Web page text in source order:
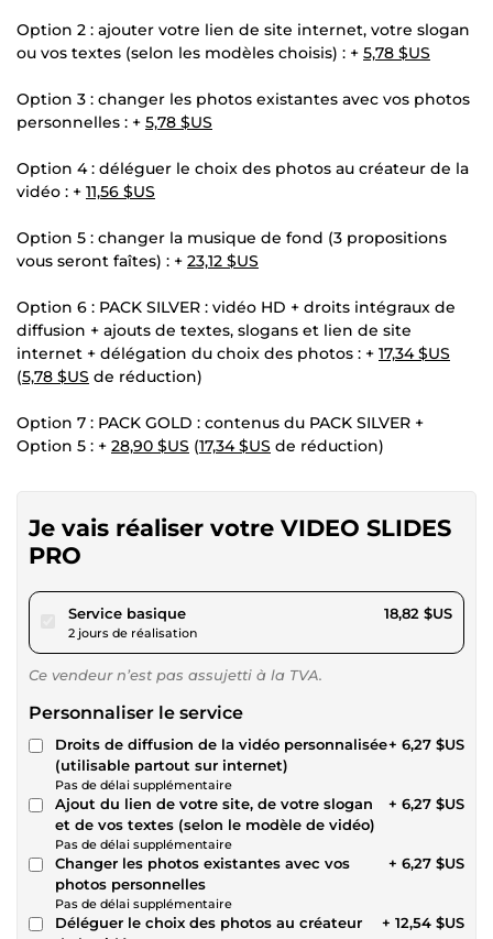
Option 2 : ajouter votre lien de site internet, votre slogan
ou vos textes (selon les modèles choisis) : + 5,78 $US
Option 3 : changer les photos existantes avec vos photos
personnelles : + 5,78 $US
Option 4 : déléguer le choix des photos au créateur de la
vidéo : + 11,56 $US
Option 5 : changer la musique de fond (3 propositions
vous seront faîtes) : + 23,12 $US
Option 6 : PACK SILVER : vidéo HD + droits intégraux de
diffusion + ajouts de textes, slogans et lien de site
internet + délégation du choix des photos : + 17,34 $US
(5,78 $US de réduction)
Option 7 : PACK GOLD : contenus du PACK SILVER +
Option 5 : + 28,90 $US (17,34 $US de réduction)
Je vais réaliser votre VIDEO SLIDES
PRO
Service basiquepour 17,34 $US
2 jours de réalisation
18,82 $US
Ce vendeur n’est pas assujetti à la TVA.
Personnaliser le service
Droits de diffusion de la vidéo personnalisée
(utilisable partout sur internet)
Pas de délai supplémentaire
+ 6,27 $US
Ajout du lien de votre site, de votre slogan
et de vos textes (selon le modèle de vidéo)
Pas de délai supplémentaire
+ 6,27 $US
Changer les photos existantes avec vos
photos personnelles
Pas de délai supplémentaire
+ 6,27 $US
Déléguer le choix des photos au créateur
+ 12,54 $US